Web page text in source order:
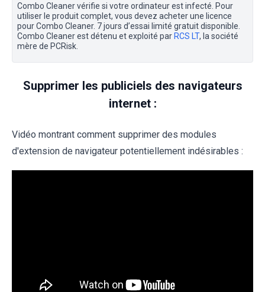
Combo Cleaner vérifie si votre ordinateur est infecté. Pour
utiliser le produit complet, vous devez acheter une licence
pour Combo Cleaner. 7 jours d’essai limité gratuit disponible.
Combo Cleaner est détenu et exploité par RCS LT, la société
mère de PCRisk.
Supprimer les publiciels des navigateurs
internet :
Vidéo montrant comment supprimer des modules
d'extension de navigateur potentiellement indésirables :